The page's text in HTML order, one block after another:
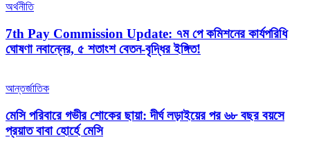
অর্থনীতি
7th Pay Commission Update: ৭ম পে কমিশনের কার্যপরিধি
ঘোষণা নবান্নের, ৫ শতাংশ বেতন-বৃদ্ধির ইঙ্গিত!
আন্তর্জাতিক
মেসি পরিবারে গভীর শোকের ছায়া: দীর্ঘ লড়াইয়ের পর ৬৮ বছর বয়সে
প্রয়াত বাবা হোর্হে মেসি